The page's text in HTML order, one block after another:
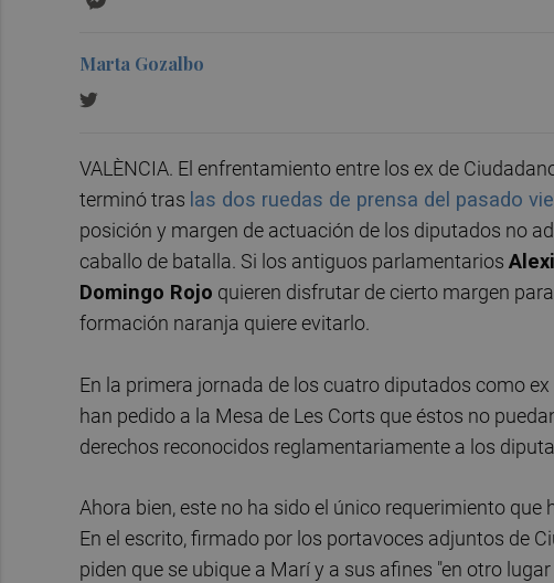
Marta Gozalbo
VALÈNCIA. El enfrentamiento entre los ex de
terminó tras las dos ruedas de prensa del pasado
posición y margen de actuación de los diputados no
caballo de batalla. Si los antiguos parlamentarios
Domingo Rojo quieren disfrutar de cierto margen
formación naranja quiere evitarlo.
En la primera jornada de los cuatro diputados como
han pedido a la Mesa de Les Corts que éstos no
derechos reconocidos reglamentariamente a los
Ahora bien, este no ha sido el único requerimiento que
En el escrito, firmado por los portavoces adjuntos de
piden que se ubique a Marí y a sus afines "en otro